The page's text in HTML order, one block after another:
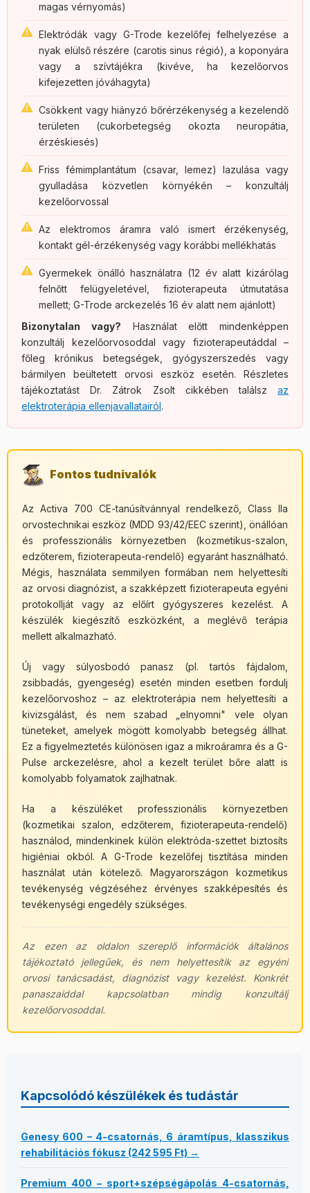
magas vérnyomás)
Elektródák vagy G-Trode kezelőfej felhelyezése a
nyak elülső részére (carotis sinus régió), a koponyára
vagy a szívtájékra (kivéve, ha kezelőorvos
kifejezetten jóváhagyta)
Csökkent vagy hiányzó bőrérzékenység a kezelendő
területen (cukorbetegség okozta neuropátia,
érzéskiesés)
Friss fémimplantátum (csavar, lemez) lazulása vagy
gyulladása közvetlen környékén – konzultálj
kezelőorvossal
Az elektromos áramra való ismert érzékenység,
kontakt gél-érzékenység vagy korábbi mellékhatás
Gyermekek önálló használatra (12 év alatt kizárólag
felnőtt felügyeletével, fizioterapeuta útmutatása
mellett; G-Trode arckezelés 16 év alatt nem ajánlott)
Bizonytalan vagy? Használat előtt mindenképpen
konzultálj kezelőorvosoddal vagy fizioterapeutáddal –
főleg krónikus betegségek, gyógyszerszedés vagy
bármilyen beültetett orvosi eszköz esetén. Részletes
tájékoztatást Dr. Zátrok Zsolt cikkében találsz az
elektroterápia ellenjavallatairól.
Fontos tudnivalók
Az Activa 700 CE-tanúsítvánnyal rendelkező, Class IIa
orvostechnikai eszköz (MDD 93/42/EEC szerint), önállóan
és professzionális környezetben (kozmetikus-szalon,
edzőterem, fizioterapeuta-rendelő) egyaránt használható.
Mégis, használata semmilyen formában nem helyettesíti
az orvosi diagnózist, a szakképzett fizioterapeuta egyéni
protokollját vagy az előírt gyógyszeres kezelést. A
készülék kiegészítő eszközként, a meglévő terápia
mellett alkalmazható.
Új vagy súlyosbodó panasz (pl. tartós fájdalom,
zsibbadás, gyengeség) esetén minden esetben fordulj
kezelőorvoshoz – az elektroterápia nem helyettesíti a
kivizsgálást, és nem szabad „elnyomni" vele olyan
tüneteket, amelyek mögött komolyabb betegség állhat.
Ez a figyelmeztetés különösen igaz a mikroáramra és a G-
Pulse arckezelésre, ahol a kezelt terület bőre alatt is
komolyabb folyamatok zajlhatnak.
Ha a készüléket professzionális környezetben
(kozmetikai szalon, edzőterem, fizioterapeuta-rendelő)
használod, mindenkinek külön elektróda-szettet biztosíts
higiéniai okból. A G-Trode kezelőfej tisztítása minden
használat után kötelező. Magyarországon kozmetikus
tevékenység végzéséhez érvényes szakképesítés és
tevékenységi engedély szükséges.
Az ezen az oldalon szereplő információk általános
tájékoztató jellegűek, és nem helyettesítik az egyéni
orvosi tanácsadást, diagnózist vagy kezelést. Konkrét
panaszaiddal kapcsolatban mindig konzultálj
kezelőorvosoddal.
Kapcsolódó készülékek és tudástár
Genesy 600 – 4-csatornás, 6 áramtípus, klasszikus
rehabilitációs fókusz (242 595 Ft) →
Premium 400 – sport+szépségápolás 4-csatornás,